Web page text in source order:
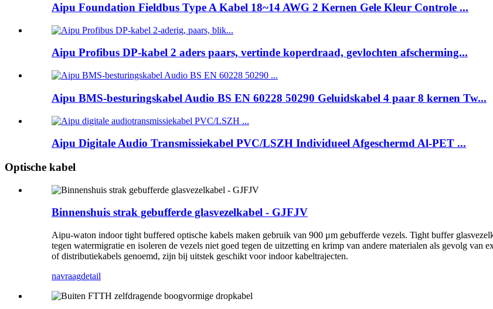
Aipu Foundation Fieldbus Type A Kabel 18~14 AWG 2 Kernen Gele Kleur Controle ...
Aipu Profibus DP-kabel 2 aders paars, vertinde koperdraad, gevlochten afscherming...
Aipu BMS-besturingskabel Audio BS EN 60228 50290 Geluidskabel 4 paar 8 kernen Tw...
Aipu Digitale Audio Transmissiekabel PVC/LSZH Individueel Afgeschermd Al-PET ...
Optische kabel
Binnenshuis strak gebufferde glasvezelkabel - GJFJV
Aipu-waton indoor tight buffered optische kabels maken gebruik van 900 μm gebufferde vezels. Tight buffer
tegen watermigratie en isoleren de vezels niet goed tegen de uitzetting en krimp van andere materialen als gevolg van
of distributiekabels genoemd, zijn bij uitstek geschikt voor indoor kabeltrajecten.
navraagdetail